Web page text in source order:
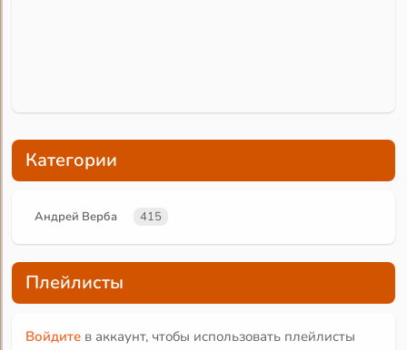
Категории
Андрей Верба 415
Плейлисты
Войдите в аккаунт, чтобы использовать плейлисты